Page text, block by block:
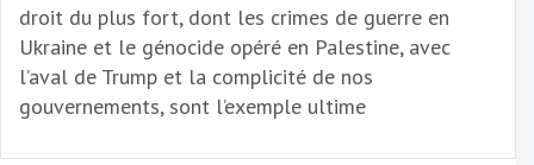
droit du plus fort, dont les crimes de guerre en
Ukraine et le génocide opéré en Palestine, avec
l’aval de Trump et la complicité de nos
gouvernements, sont l’exemple ultime